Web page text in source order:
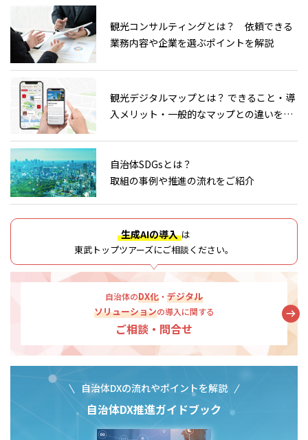
観光コンサルティングとは？ 依頼できる
業務内容や企業を選ぶポイントを解説
観光デジタルマップとは？ できること・導
入メリット・一般的なマップとの違いを解
自治体SDGsとは？
取組の事例や推進の流れをご紹介
生成AIの導入 は
東武トップツアーズにご相談ください。
自治体のDX化 ・ デジタル
ソリューションの導入に関する
ご相談・問合せ
自治体DXの流れやポイントを解説
自治体DX推進ガイドブック